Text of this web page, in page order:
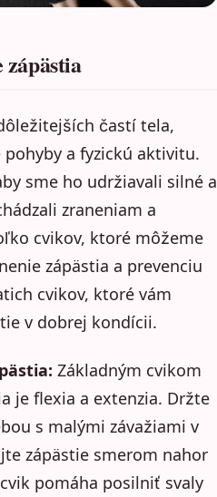
zápästia
častí tela,
a fyzickú aktivitu.
sme ho udržiavali silné a
zraneniam a
cvikov, ktoré môžeme
zápästia a prevenciu
cvikov, ktoré vám
v dobrej kondícii.
Základným cvikom
je flexia a extenzia. Držte
s malými závažiami v
zápästie smerom nahor
pomáha posilniť svaly